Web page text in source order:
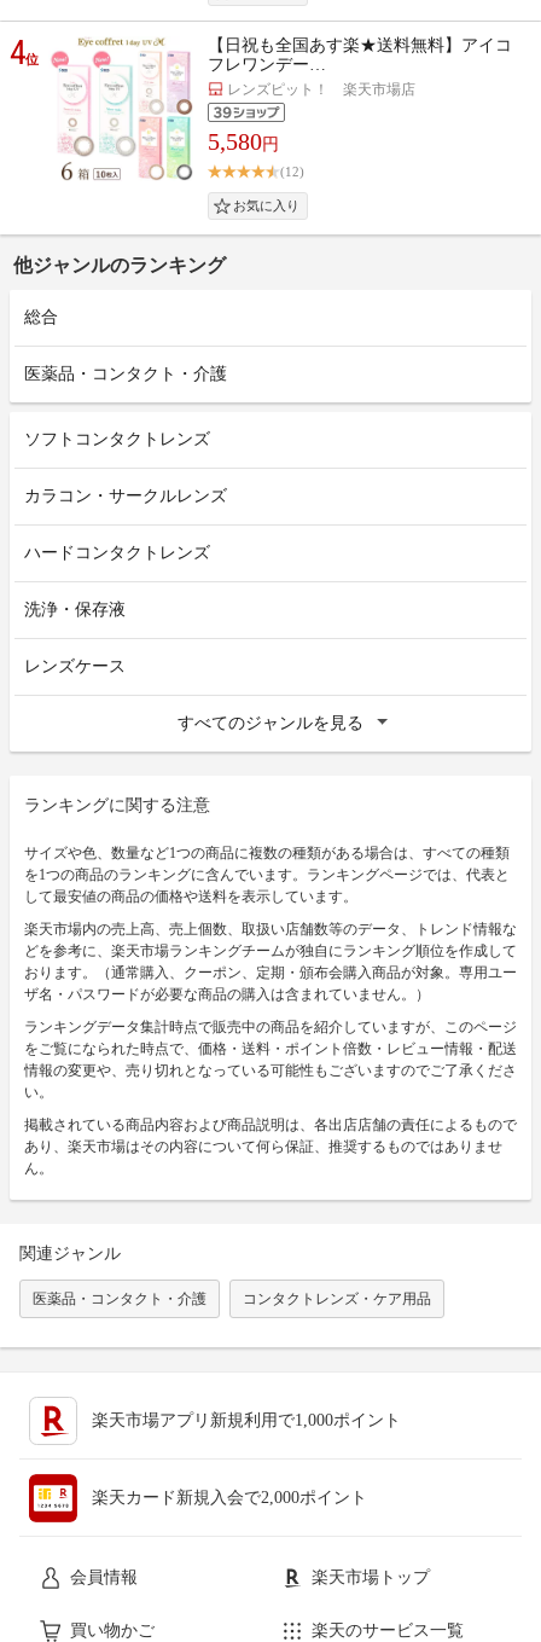
4位
【日祝も全国あす楽★送料無料】アイコ
フレワンデー…
レンズピット！ 楽天市場店
5,580円
(12)
他ジャンルのランキング
総合
医薬品・コンタクト・介護
ソフトコンタクトレンズ
カラコン・サークルレンズ
ハードコンタクトレンズ
洗浄・保存液
レンズケース
すべてのジャンルを見る
ランキングに関する注意
サイズや色、数量など1つの商品に複数の種類がある場合は、すべての種類
を1つの商品のランキングに含んでいます。ランキングページでは、代表と
して最安値の商品の価格や送料を表示しています。
楽天市場内の売上高、売上個数、取扱い店舗数等のデータ、トレンド情報な
どを参考に、楽天市場ランキングチームが独自にランキング順位を作成して
おります。（通常購入、クーポン、定期・頒布会購入商品が対象。専用ユー
ザ名・パスワードが必要な商品の購入は含まれていません。）
ランキングデータ集計時点で販売中の商品を紹介していますが、このページ
をご覧になられた時点で、価格・送料・ポイント倍数・レビュー情報・配送
情報の変更や、売り切れとなっている可能性もございますのでご了承くださ
い。
掲載されている商品内容および商品説明は、各出店店舗の責任によるもので
あり、楽天市場はその内容について何ら保証、推奨するものではありませ
ん。
関連ジャンル
医薬品・コンタクト・介護 コンタクトレンズ・ケア用品
楽天市場アプリ新規利用で1,000ポイント
楽天カード新規入会で2,000ポイント
会員情報 楽天市場トップ
買い物かご 楽天のサービス一覧